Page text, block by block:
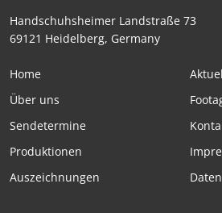
Handschuhsheimer Landstraße 73
69121 Heidelberg, Germany
Home
Über uns
Sendetermine
Produktionen
Auszeichnungen